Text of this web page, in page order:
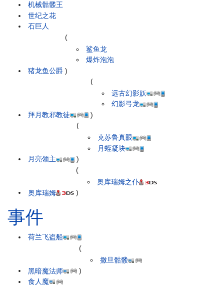
机械骷髅王
世纪之花
石巨人
猪龙鱼公爵
(
鲨鱼龙
爆炸泡泡
)
拜月教邪教徒
(
远古幻影妖
幻影弓龙
)
月亮领主
(
克苏鲁真眼
月蛭凝块
)
奥库瑞姆
(
奥库瑞姆之仆
)
事件
荷兰飞盗船
黑暗魔法师
(
撒旦骷髅
)
食人魔